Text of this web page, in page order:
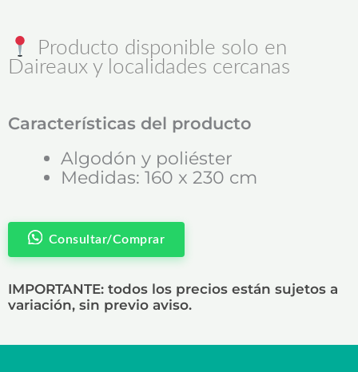
Producto disponible solo en
Daireaux y localidades cercanas
Características del producto
Algodón y poliéster
Medidas: 160 x 230 cm
Consultar/Comprar
IMPORTANTE: todos los precios están sujetos a
variación, sin previo aviso.